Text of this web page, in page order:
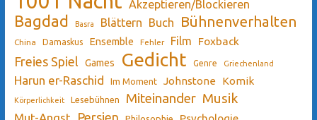
Akzeptieren/Blockieren
Bagdad Basra Blättern Buch Bühnenverhalten
China Damaskus Ensemble Fehler Film Foxback
Freies Spiel Games Gedicht Genre Griechenland
Harun er-Raschid Im Moment Johnstone Komik
Körperlichkeit Lesebühnen Miteinander Musik
Mut-Angst Persien